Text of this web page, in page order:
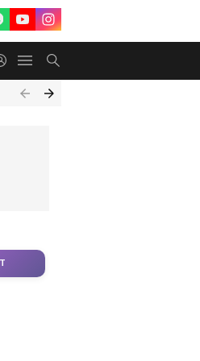
Airtel Prepaid Plan